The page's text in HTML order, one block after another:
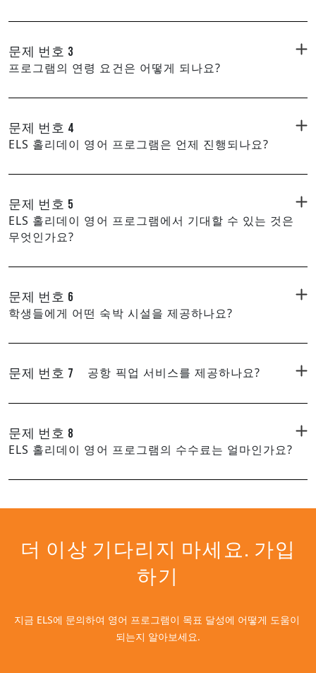
문제 번호 3
프로그램의 연령 요건은 어떻게 되나요?
문제 번호 4
ELS 홀리데이 영어 프로그램은 언제 진행되나요?
문제 번호 5
ELS 홀리데이 영어 프로그램에서 기대할 수 있는 것은
무엇인가요?
문제 번호 6
학생들에게 어떤 숙박 시설을 제공하나요?
문제 번호 7 공항 픽업 서비스를 제공하나요?
문제 번호 8
ELS 홀리데이 영어 프로그램의 수수료는 얼마인가요?
더 이상 기다리지 마세요. 가입
하기
지금 ELS에 문의하여 영어 프로그램이 목표 달성에 어떻게 도움이
되는지 알아보세요.